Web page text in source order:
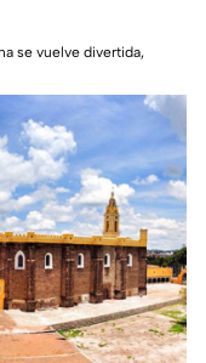
se vuelve divertida,